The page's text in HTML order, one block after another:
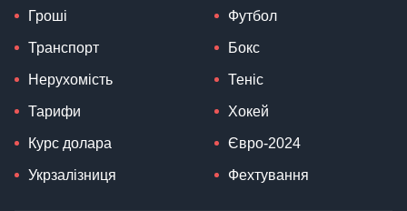
Гроші
Транспорт
Нерухомість
Тарифи
Курс долара
Укрзалізниця
Футбол
Бокс
Теніс
Хокей
Євро-2024
Фехтування